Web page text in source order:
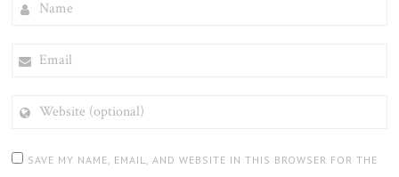
(OPTIONAL)
SAVE MY NAME, EMAIL, AND WEBSITE IN THIS BROWSER FOR THE